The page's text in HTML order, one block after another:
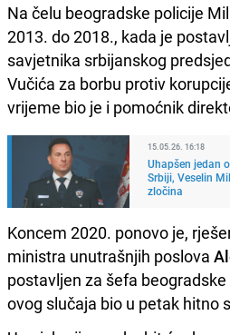
Na čelu beogradske policije
2013. do 2018., kada je
savjetnika srbijanskog
Vučića za borbu protiv
vrijeme bio je i pomoćnik
15.05.26. 16:18
Uhapšen jedan
Srbiji, Veselin
zločina
Koncem 2020. ponovo je,
ministra unutrašnjih poslova
postavljen za šefa
ovog slučaja bio u petak hitno